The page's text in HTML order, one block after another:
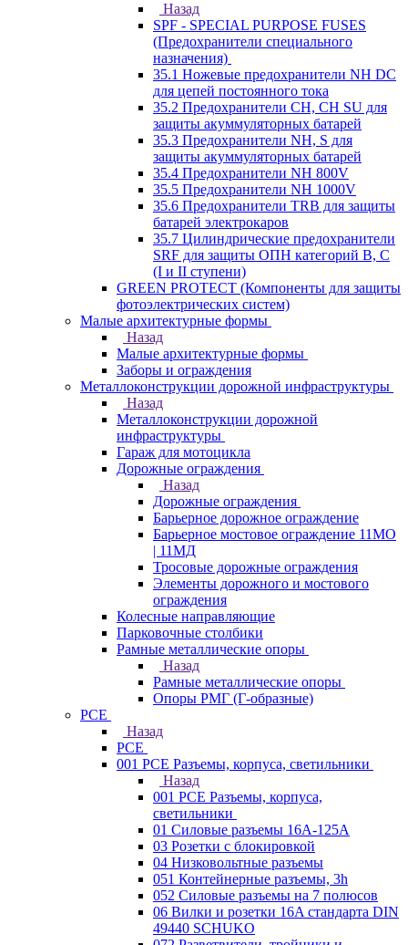
Назад
SPF - SPECIAL PURPOSE FUSES
(Предохранители специального
назначения)
35.1 Ножевые предохранители NH DC
для цепей постоянного тока
35.2 Предохранители CH, CH SU для
защиты акуммуляторных батарей
35.3 Предохранители NH, S для
защиты акуммуляторных батарей
35.4 Предохранители NH 800V
35.5 Предохранители NH 1000V
35.6 Предохранители TRB для защиты
батарей электрокаров
35.7 Цилиндрические предохранители
SRF для защиты ОПН категорий B, C
(I и II ступени)
GREEN PROTECT (Компоненты для защиты
фотоэлектрических систем)
Малые архитектурные формы
Назад
Малые архитектурные формы
Заборы и ограждения
Металлоконструкции дорожной инфраструктуры
Назад
Металлоконструкции дорожной
инфраструктуры
Гараж для мотоцикла
Дорожные ограждения
Назад
Дорожные ограждения
Барьерное дорожное ограждение
Барьерное мостовое ограждение 11МО
| 11МД
Тросовые дорожные ограждения
Элементы дорожного и мостового
ограждения
Колесные направляющие
Парковочные столбики
Рамные металлические опоры
Назад
Рамные металлические опоры
Опоры РМГ (Г-образные)
PCE
Назад
PCE
001 PCE Разъемы, корпуса, светильники
Назад
001 PCE Разъемы, корпуса,
светильники
01 Силовые разъемы 16А-125А
03 Розетки с блокировкой
04 Низковольтные разъемы
051 Контейнерные разъемы, 3h
052 Силовые разъемы на 7 полюсов
06 Вилки и розетки 16A стандарта DIN
49440 SCHUKO